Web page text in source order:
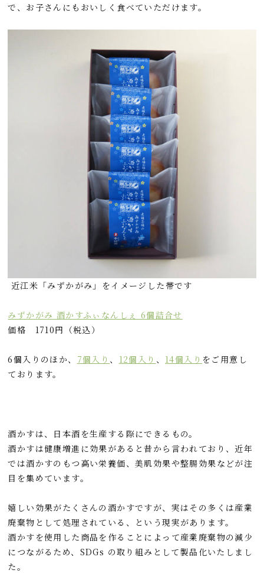
で、お子さんにもおいしく食べていただけます。
近江米「みずかがみ」をイメージした帯です
みずかがみ 酒かすふぃなんしぇ 6個詰合せ
価格 1710円（税込）
6個入りのほか、 7個入り、 12個入り 、 14個入り をご用意し
ております。
酒かすは、日本酒を生産する際にできるもの。
酒かすは健康増進に効果があると昔から言われており、近年
では酒かすのもつ高い栄養価、美肌効果や整腸効果などが注
目を集めています。
嬉しい効果がたくさんの酒かすですが、実はその多くは産業
廃棄物として処理されている、という現実があります。
酒かすを使用した商品を作ることによって産業廃棄物の減少
につながるため、SDGs の取り組みとして製品化いたしまし
た。